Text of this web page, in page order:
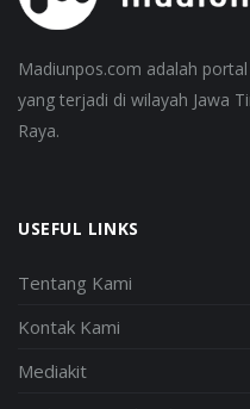
Madiunpos.com adalah
yang terjadi di wilayah Jawa
Raya.
USEFUL LINKS
Tentang Kami
Kontak Kami
Mediakit